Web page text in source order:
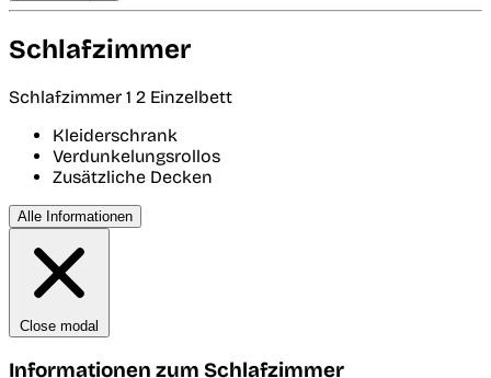
Schlafzimmer
Schlafzimmer 1 2 Einzelbett
Kleiderschrank
Verdunkelungsrollos
Zusätzliche Decken
Alle Informationen
Close modal
Informationen zum Schlafzimmer